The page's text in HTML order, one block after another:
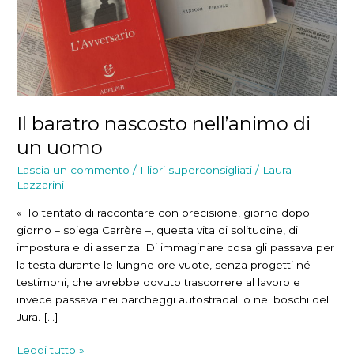
Il baratro nascosto nell’animo di
un uomo
Lascia un commento / I libri superconsigliati / Laura
Lazzarini
«Ho tentato di raccontare con precisione, giorno dopo
giorno – spiega Carrère –, questa vita di solitudine, di
impostura e di assenza. Di immaginare cosa gli passava per
la testa durante le lunghe ore vuote, senza progetti né
testimoni, che avrebbe dovuto trascorrere al lavoro e
invece passava nei parcheggi autostradali o nei boschi del
Jura. […]
IlLeggi tutto »